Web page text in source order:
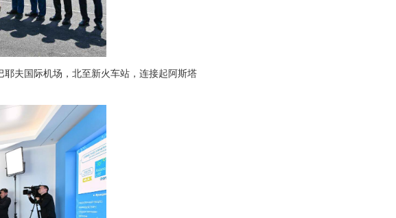
夫国际机场，北至新火车站，连接起阿斯塔